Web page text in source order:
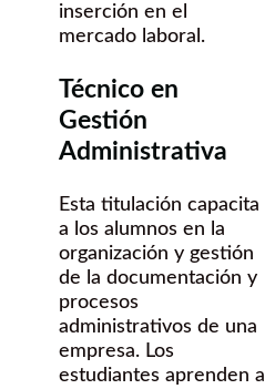
inserción en el
mercado laboral.
Técnico en
Gestión
Administrativa
Esta titulación capacita
a los alumnos en la
organización y gestión
de la documentación y
procesos
administrativos de una
empresa. Los
estudiantes aprenden a